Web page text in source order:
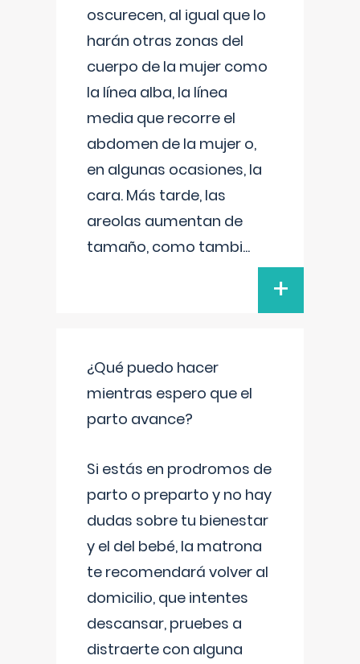
oscurecen, al igual que lo
harán otras zonas del
cuerpo de la mujer como
la línea alba, la línea
media que recorre el
abdomen de la mujer o,
en algunas ocasiones, la
cara. Más tarde, las
areolas aumentan de
tamaño, como tambi...
+
¿Qué puedo hacer
mientras espero que el
parto avance?
Si estás en prodromos de
parto o preparto y no hay
dudas sobre tu bienestar
y el del bebé, la matrona
te recomendará volver al
domicilio, que intentes
descansar, pruebes a
distraerte con alguna